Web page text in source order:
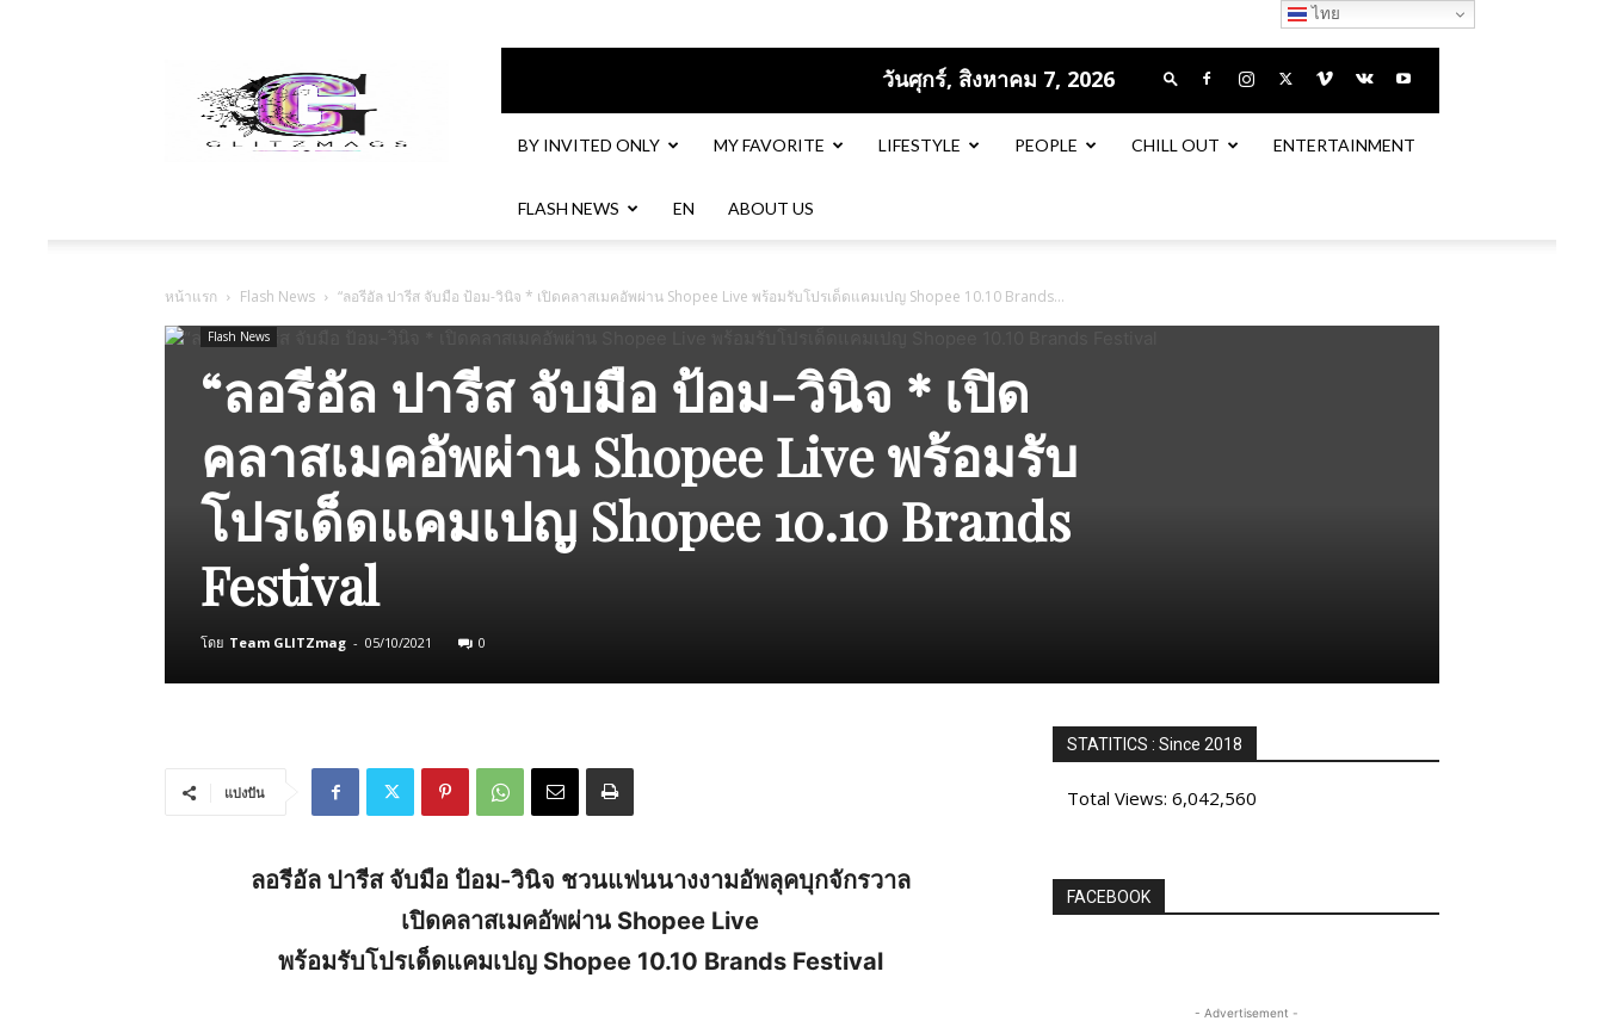
วันศุกร์, สิงหาคม 7, 2026
BY INVITED ONLY MY FAVORITE LIFESTYLE PEOPLE CHILL OUT ENTERTAINMENT
FLASH NEWS EN​ ABOUT US
หน้าแรก Flash News “ลอรีอัล ปารีส จับมือ ป้อม-วินิจ * เปิดคลาสเมคอัพผ่าน Shopee Live พร้อมรับโปรเด็ดแคมเปญ Shopee 10.10 Brands...
Flash News
“ลอรีอัล ปารีส จับมือ ป้อม-วินิจ * เปิด
คลาสเมคอัพผ่าน Shopee Live พร้อมรับ
โปรเด็ดแคมเปญ Shopee 10.10 Brands
Festival
โดย Team GLITZmag - 05/10/2021 0
แบ่งปัน
ลอรีอัล ปารีส จับมือ ป้อม-วินิจ ชวนแฟนนางงามอัพลุคบุกจักรวาล
เปิดคลาสเมคอัพผ่าน Shopee Live
พร้อมรับโปรเด็ดแคมเปญ Shopee 10.10 Brands Festival
STATITICS : Since 2018
Total Views: 6,042,560
FACEBOOK
- Advertisement -
ไทย